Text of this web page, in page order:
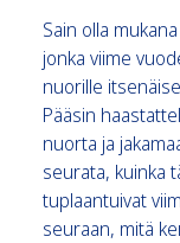
Sain olla
jonka viime
nuorille
Pääsin
nuorta ja
seurata, kuinka
tuplaantuivat
seuraan, mitä